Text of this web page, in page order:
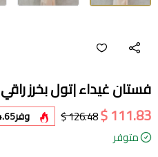
فستان غيداء |تول بخرز
111.83 $
126.48 $ وفر$
متوفر